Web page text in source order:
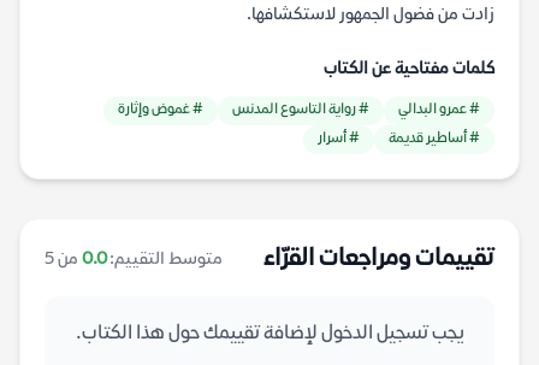
زادت من فضول الجمهور لاستكشافها.
كلمات مفتاحية عن الكتاب
# عمرو البدالي # رواية التاسوع المدنس
# غموض وإثارة
# أساطير قديمة
# أسرار
تقييمات ومراجعات القرّاء متوسط التقييم:0.0 من 5
يجب تسجيل الدخول لإضافة تقييمك حول هذا الكتاب.